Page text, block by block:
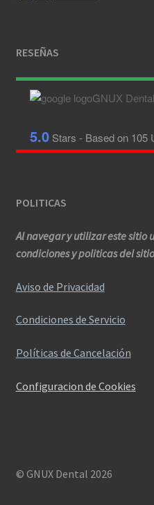
RESEÑAS
5.0Stars - Based on 105
POLITICAS
Al navegar y utilizar este sitio
condiciones y politicas del
Aviso de Privacidad
Condiciones de Servicio
Políticas de Cancelación
Configuracion de Cookies
© GNUX Dental 2026